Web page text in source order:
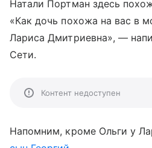
Натали Портман здесь
«Как дочь похожа на вас в
Лариса Дмитриевна», —
Сети.
Контент недоступен
Напомним, кроме Ольги у